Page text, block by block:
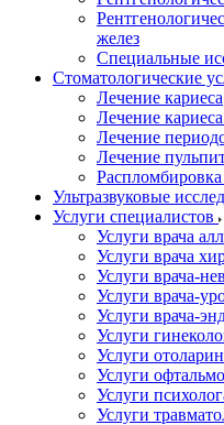
желез
Специальные
Стоматологические
Лечение кариеса
Лечение
Лечение
Лечение
Распломбировка
Ультразвуковые
Услуги специалистов
Услуги врача
Услуги врача
Услуги врача-
Услуги врача-
Услуги врача-
Услуги
Услуги
Услуги
Услуги
Услуги